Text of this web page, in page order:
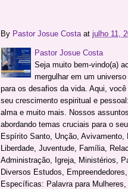
By Pastor Josue Costa at julho 11,
Pastor Josue Costa
Seja muito bem-vindo(a)
mergulhar em um
para os desafios da vida. Aqui,
seu crescimento espiritual e
alma e muito mais. Nossos
abordando temas cruciais para o
Espírito Santo, Unção,
Liberdade, Juventude, Família,
Administração, Igreja, Ministérios,
Diversos Estudos,
Específicas: Palavra para